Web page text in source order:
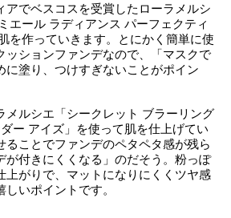
アでベスコスを受賞したローラメルシ
エール ラディアンス パーフェクティ
を作っていきます。とにかく簡単に使
ッションファンデなので、「マスクで
に塗り、つけすぎないことがポイン
メルシエ「シークレット ブラーリング
ー アイズ」を使って肌を仕上げてい
ることでファンデのペタペタ感が残ら
が付きにくくなる」のだそう。粉っぽ
上がりで、マットになりにくくツヤ感
いポイントです。